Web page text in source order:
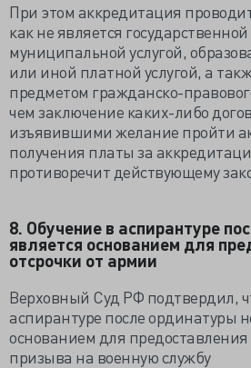
При этом аккредитация
как не является
муниципальной услугой,
или иной платной услугой, а
предметом гражданско-
чем заключение каких-либо
изъявившими желание пройти
получения платы за
противоречит действующему
8. Обучение в аспирантуре
является основанием для
отсрочки от армии
Верховный Суд РФ подтвердил,
аспирантуре после ординатуры
основанием для предоставления
призыва на военную службу